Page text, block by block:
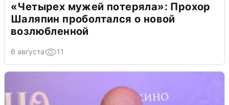
«Четырех мужей потеряла»: Прохор
Шаляпин проболтался о новой
возлюбленной
6 августа 11